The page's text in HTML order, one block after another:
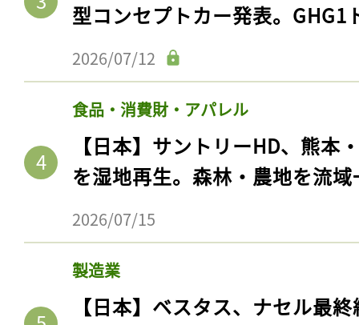
型コンセプトカー発表。GHG1
2026/07/12
食品・消費財・アパレル
【日本】サントリーHD、熊本
を湿地再生。森林・農地を流
2026/07/15
製造業
【日本】ベスタス、ナセル最